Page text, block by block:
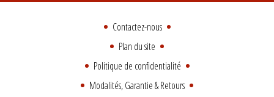
Contactez-nous
Plan du site
Politique de confidentialité
Modalités, Garantie & Retours